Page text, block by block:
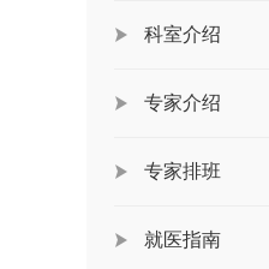
科室介绍
专家介绍
专家排班
就医指南